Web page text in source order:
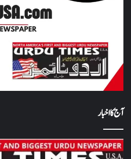
آج کا اخبار